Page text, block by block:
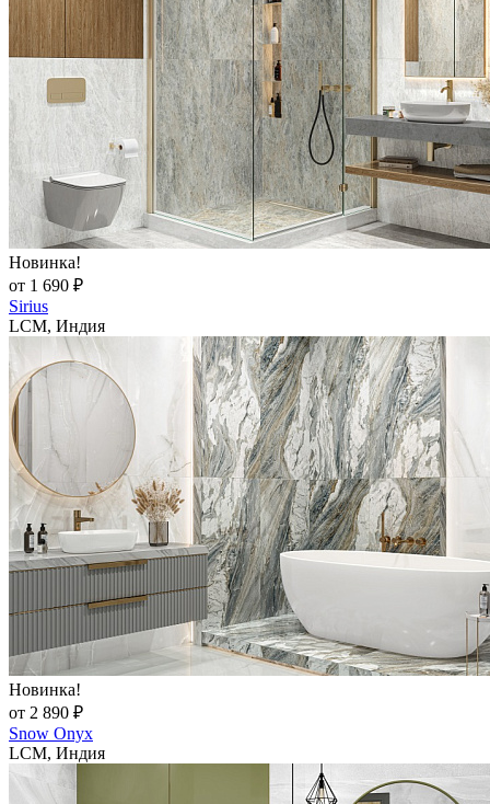
Новинка!
от 1 690 ₽
Sirius
LCM, Индия
Новинка!
от 2 890 ₽
Snow Onyx
LCM, Индия